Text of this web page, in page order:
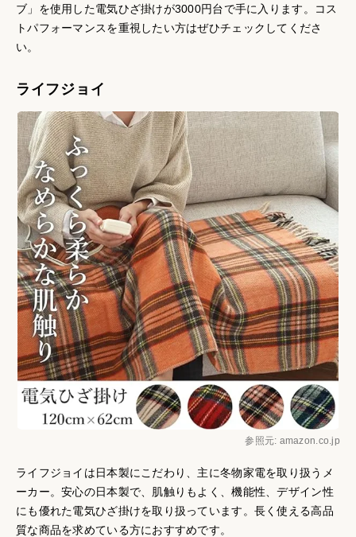
ブ」を使用した電気ひざ掛けが3000円台で手に入ります。コス
トパフォーマンスを重視したい方はぜひチェックしてくださ
い。
ライフジョイ
参照元: amazon.co.jp
ライフジョイは日本製にこだわり、主に冬物家電を取り扱うメ
ーカー。安心の日本製で、肌触りもよく、機能性、デザイン性
にも優れた電気ひざ掛けを取り扱っています。長く使える高品
質な商品を求めている方におすすめです。